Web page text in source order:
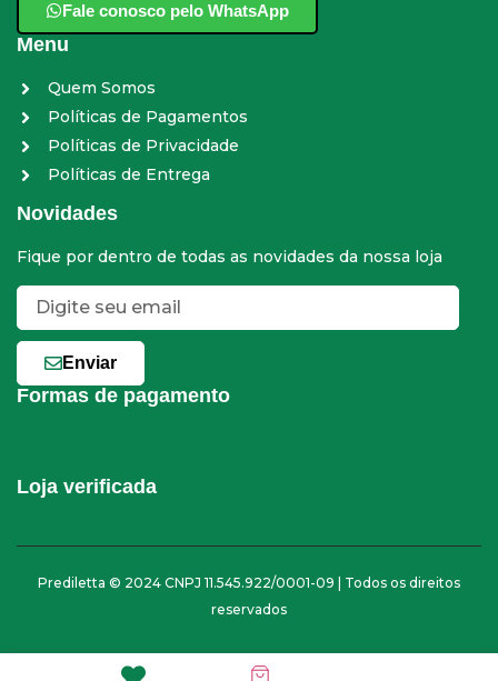
Fale conosco pelo WhatsApp
Menu
Quem Somos
Políticas de Pagamentos
Políticas de Privacidade
Políticas de Entrega
Novidades
Fique por dentro de todas as novidades da nossa loja
Enviar
Formas de pagamento
Loja verificada
Prediletta © 2024 CNPJ 11.545.922/0001-09 | Todos os direitos
reservados